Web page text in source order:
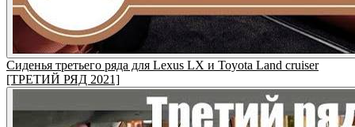
Сиденья третьего ряда для Lexus LX и Toyota Land cruiser
[ТРЕТИЙ РЯД 2021]